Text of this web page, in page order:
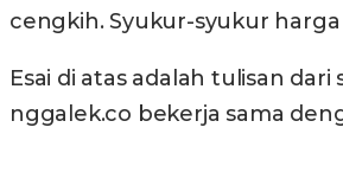
cengkih. Syukur-syukur
Esai di atas adalah tulisan
nggalek.co bekerja sama